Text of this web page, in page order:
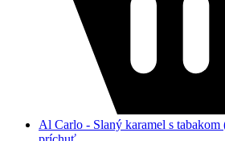
Al Carlo - Slaný karamel s tabakom